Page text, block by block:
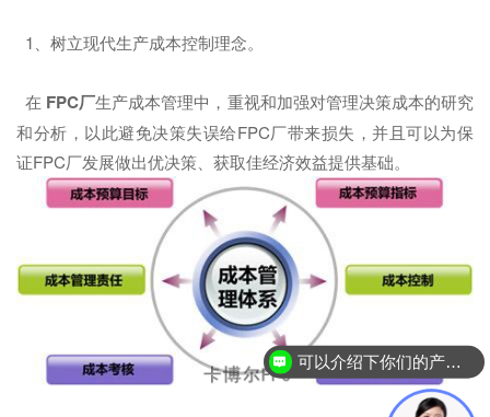
1、树立现代生产成本控制理念。
在 FPC厂生产成本管理中，重视和加强对管理决策成本的研究
和分析，以此避免决策失误给FPC厂带来损失，并且可以为保
证FPC厂发展做出优决策、获取佳经济效益提供基础。
可以介绍下你们的产品么？